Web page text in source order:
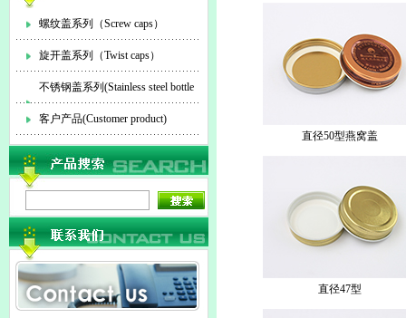
螺纹盖系列（Screw caps）
旋开盖系列（Twist caps）
不锈钢盖系列(Stainless steel bottle
cap)
客户产品(Customer product)
直径50型燕窝盖
直径47型